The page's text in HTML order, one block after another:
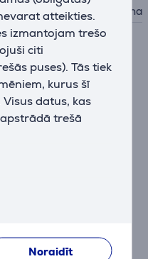
atteikties.
izmantojam trešo
citi
puses). Tās tiek
kurus šī
datus, kas
trešā
Noraidīt
melna
darbam bez aiztures
joslā un 300Mbps
divu dažādu tīklu
bezvadu
kā piemēram, e-
GHz joslā var
izcils pārklājums